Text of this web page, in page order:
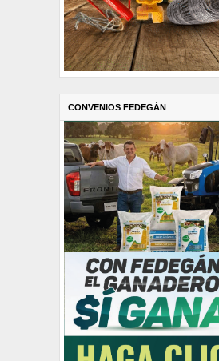
CONVENIOS FEDEGÁN